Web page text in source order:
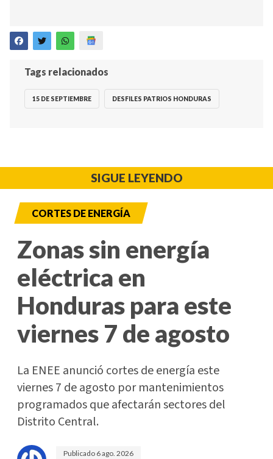
Tags relacionados
15 DE SEPTIEMBRE DESFILES PATRIOS HONDURAS
SIGUE LEYENDO
CORTES DE ENERGÍA
Zonas sin energía
eléctrica en
Honduras para este
viernes 7 de agosto
La ENEE anunció cortes de energía este
viernes 7 de agosto por mantenimientos
programados que afectarán sectores del
Distrito Central.
Publicado 6 ago. 2026